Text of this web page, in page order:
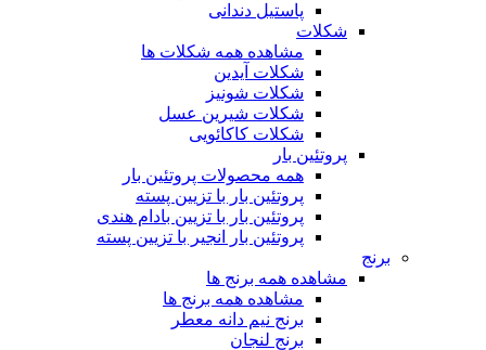
پاستیل دندانی
شکلات
مشاهده همه شکلات ها
شکلات آیدین
شکلات شونیز
شکلات شیرین عسل
شکلات کاکائویی
پروتئین بار
همه محصولات پروتئین بار
پروتئین بار با تزیین پسته
پروتئین بار با تزیین بادام هندی
پروتئین بار انجیر با تزیین پسته
برنج
مشاهده همه برنج ها
مشاهده همه برنج ها
برنج نیم دانه معطر
برنج لنجان